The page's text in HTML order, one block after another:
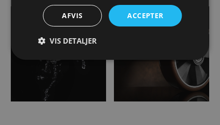
ACCEPTER
AFVIS
VIS DETALJER